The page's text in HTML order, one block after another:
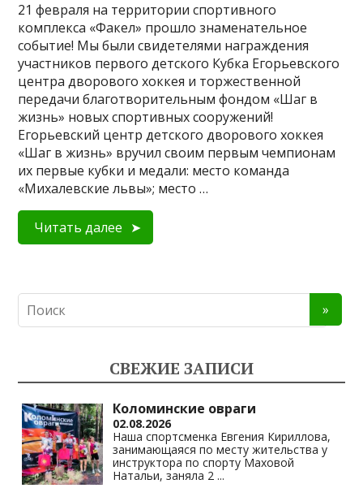
21 февраля на территории спортивного
комплекса «Факел» прошло знаменательное
событие! Мы были свидетелями награждения
участников первого детского Кубка Егорьевского
центра дворового хоккея и торжественной
передачи благотворительным фондом «Шаг в
жизнь» новых спортивных сооружений!
Егорьевский центр детского дворового хоккея
«Шаг в жизнь» вручил своим первым чемпионам
их первые кубки и медали: место команда
«Михалевские львы»; место …
Читать далее
СВЕЖИЕ ЗАПИСИ
Коломинские овраги
02.08.2026
Наша спортсменка Евгения Кириллова,
занимающаяся по месту жительства у
инструктора по спорту Маховой
Натальи, заняла 2 ...